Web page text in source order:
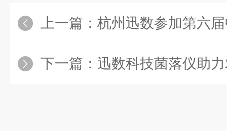
上一篇： 杭州迅数参加第六届
下一篇： 迅数科技菌落仪助